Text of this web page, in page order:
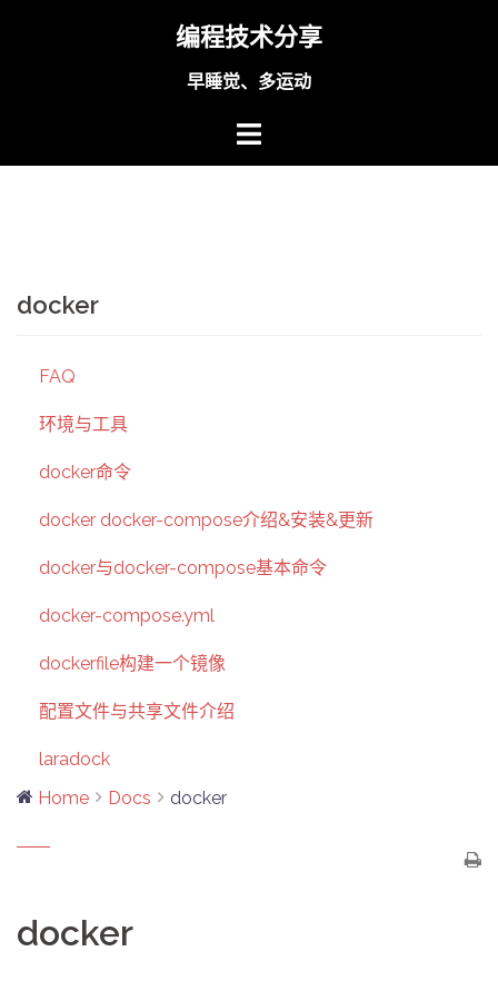
编程技术分享
早睡觉、多运动
docker
FAQ
环境与工具
docker命令
docker docker-compose介绍&安装&更新
docker与docker-compose基本命令
docker-compose.yml
dockerfile构建一个镜像
配置文件与共享文件介绍
laradock
Home
Docs docker
docker